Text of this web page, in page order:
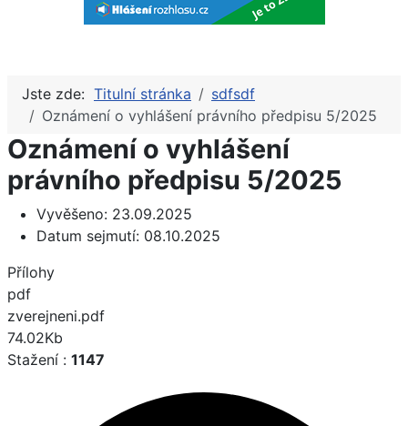
Jste zde: Titulní stránka
sdfsdf
Oznámení o vyhlášení právního předpisu 5/2025
Oznámení o vyhlášení
právního předpisu 5/2025
Vyvěšeno: 23.09.2025
Datum sejmutí: 08.10.2025
Přílohy
pdf
zverejneni.pdf
74.02Kb
Stažení : 1147